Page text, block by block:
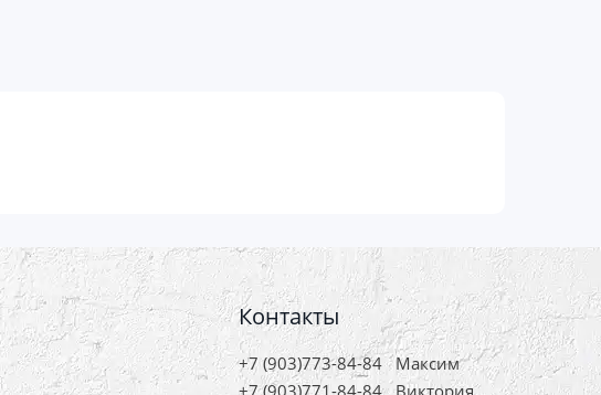
Контакты
+7 (903)773-84-84Максим
+7 (903)771-84-84Виктория